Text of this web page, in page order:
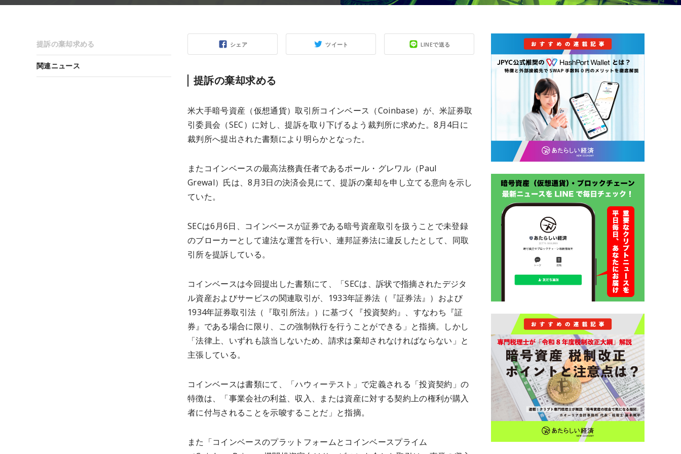
シェア ツイート LINEで送る
提訴の棄却求める
米大手暗号資産（仮想通貨）取引所コインベース（Coinbase）が、米証券取
引委員会（SEC）に対し、提訴を取り下げるよう裁判所に求めた。8月4日に
裁判所へ提出された書類により明らかとなった。
またコインベースの最高法務責任者であるポール・グレワル（Paul
Grewal）氏は、8月3日の決済会見にて、提訴の棄却を申し立てる意向を示し
ていた。
SECは6月6日、コインベースが証券である暗号資産取引を扱うことで未登録
のブローカーとして違法な運営を行い、連邦証券法に違反したとして、同取
引所を提訴している。
コインベースは今回提出した書類にて、「SECは、訴状で指摘されたデジタ
ル資産およびサービスの関連取引が、1933年証券法（『証券法』）および
1934年証券取引法（『取引所法』）に基づく『投資契約』、すなわち『証
券』である場合に限り、この強制執行を行うことができる」と指摘。しかし
「法律上、いずれも該当しないため、請求は棄却されなければならない」と
主張している。
コインベースは書類にて、「ハウィーテスト」で定義される「投資契約」の
特徴は、「事業会社の利益、収入、または資産に対する契約上の権利が購入
者に付与されることを示唆することだ」と指摘。
また「コインベースのプラットフォームとコインベースプライム
提訴の棄却求める
関連ニュース